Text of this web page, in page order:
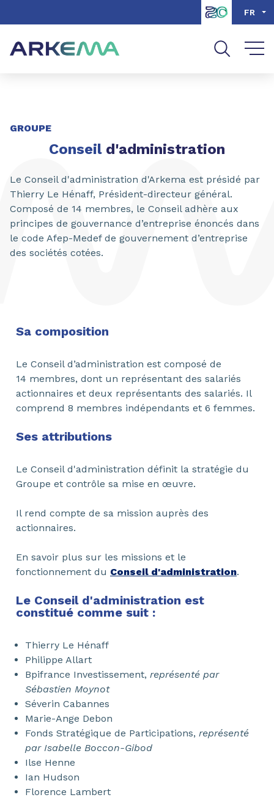
Aller à la recherche
FR
GROUPE
Conseil d'administration
Le Conseil d'administration d'Arkema est présidé par
Thierry Le Hénaff, Président-directeur général.
Composé de 14 membres, le Conseil adhère aux
principes de gouvernance d’entreprise énoncés dans
le code Afep-Medef de gouvernement d’entreprise
des sociétés cotées.
Sa composition
Le Conseil d’administration est composé de
14 membres, dont un représentant des salariés
actionnaires et deux représentants des salariés. Il
comprend 8 membres indépendants et 6 femmes.
Ses attributions
Le Conseil d'administration définit la stratégie du
Groupe et contrôle sa mise en œuvre.
Il rend compte de sa mission auprès des
actionnaires.
En savoir plus sur les missions et le
fonctionnement du Conseil d'administration.
Le Conseil d'administration est
constitué comme suit :
Thierry Le Hénaff
Philippe Allart
Bpifrance Investissement, représenté par
Sébastien Moynot
Séverin Cabannes
Marie-Ange Debon
Fonds Stratégique de Participations, représenté
par Isabelle Boccon-Gibod
Ilse Henne
Ian Hudson
Florence Lambert